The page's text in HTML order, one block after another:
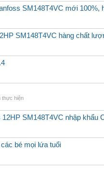
SM148T4VC mới
SM148T4VC hàng chất
thực hiện
SM148T4VC nhập khẩu
bé mọi lứa tuổi